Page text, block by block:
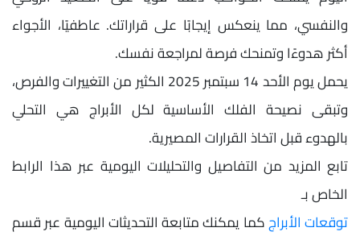
والنفسي، مما ينعكس إيجابًا على قراراتك. عاطفيًا، الأجواء
أكثر هدوءًا وتمنحك فرصة لمراجعة نفسك.
يحمل يوم الأحد 14 سبتمبر 2025 الكثير من التغييرات والفرص،
وتبقى نصيحة الفلك الأساسية لكل الأبراج هي التحلي
بالهدوء قبل اتخاذ القرارات المصيرية.
تابع المزيد من التفاصيل والتحليلات اليومية عبر هذا الرابط
الخاص بـ
توقعات الأبراجكما يمكنك متابعة التحديثات اليومية عبر قسم